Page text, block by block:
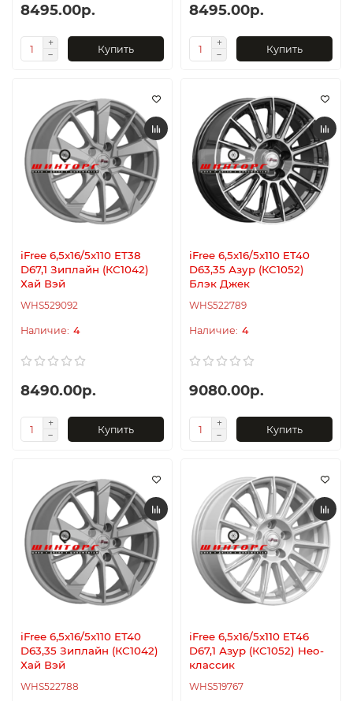
8495.00р.
Купить
8495.00р.
Купить
iFree 6,5x16/5x110 ET38
D67,1 Зиплайн (КС1042)
Хай Вэй
WHS529092
4
8490.00р.
Купить
iFree 6,5x16/5x110 ET40
D63,35 Азур (КС1052)
Блэк Джек
WHS522789
4
9080.00р.
Купить
iFree 6,5x16/5x110 ET40
D63,35 Зиплайн (КС1042)
Хай Вэй
WHS522788
iFree 6,5x16/5x110 ET46
D67,1 Азур (КС1052) Нео-
классик
WHS519767